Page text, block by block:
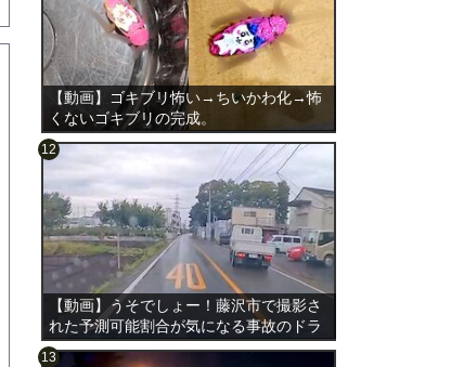
【動画】ゴキブリ怖い→ちいかわ化→怖
くないゴキブリの完成。
【動画】うそでしょー！藤沢市で撮影さ
れた予測可能割合が気になる事故のドラ
レコ。